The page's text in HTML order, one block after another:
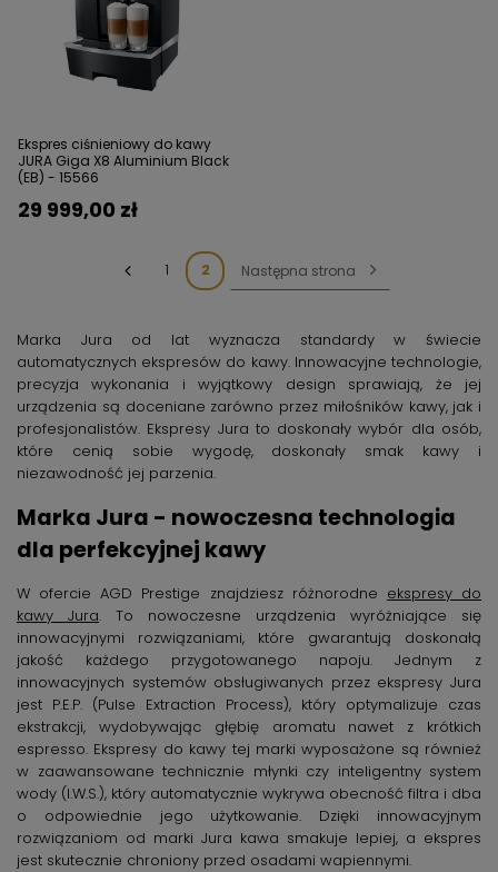
Ekspres ciśnieniowy do kawy
JURA Giga X8 Aluminium Black
(EB) - 15566
29 999,00 zł
1 2 Następna strona
Marka Jura od lat wyznacza standardy w świecie
automatycznych ekspresów do kawy. Innowacyjne technologie,
precyzja wykonania i wyjątkowy design sprawiają, że jej
urządzenia są doceniane zarówno przez miłośników kawy, jak i
profesjonalistów. Ekspresy Jura to doskonały wybór dla osób,
które cenią sobie wygodę, doskonały smak kawy i
niezawodność jej parzenia.
Marka Jura - nowoczesna technologia
dla perfekcyjnej kawy
W ofercie AGD Prestige znajdziesz różnorodne ekspresy do
kawy Jura. To nowoczesne urządzenia wyróżniające się
innowacyjnymi rozwiązaniami, które gwarantują doskonałą
jakość każdego przygotowanego napoju. Jednym z
innowacyjnych systemów obsługiwanych przez ekspresy Jura
jest P.E.P. (Pulse Extraction Process), który optymalizuje czas
ekstrakcji, wydobywając głębię aromatu nawet z krótkich
espresso. Ekspresy do kawy tej marki wyposażone są również
w zaawansowane technicznie młynki czy inteligentny system
wody (I.W.S.), który automatycznie wykrywa obecność filtra i dba
o odpowiednie jego użytkowanie. Dzięki innowacyjnym
rozwiązaniom od marki Jura kawa smakuje lepiej, a ekspres
jest skutecznie chroniony przed osadami wapiennymi.